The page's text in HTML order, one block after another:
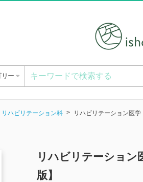
リー
リハビリテーション科 リハビリテーション医
リハビリテーション
版】